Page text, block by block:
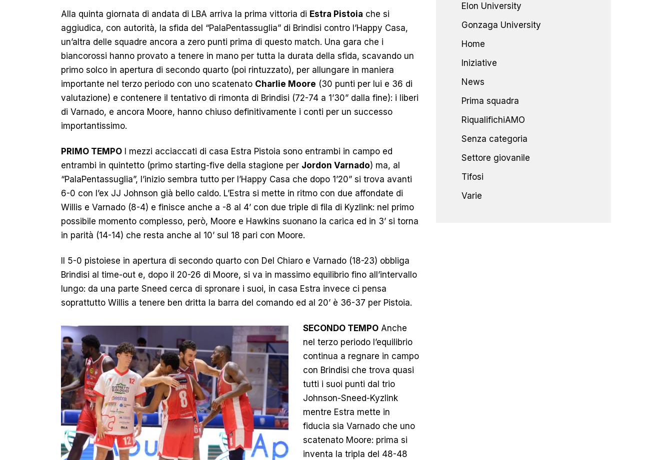
Alla quinta giornata di andata di LBA arriva la prima vittoria di Estra Pistoia che si
aggiudica, con autorità, la sfida del “PalaPentassuglia” di Brindisi contro l’Happy Casa,
un’altra delle squadre ancora a zero punti prima di questo match. Una gara che i
biancorossi hanno provato a tenere in mano per tutta la durata della sfida, scavando un
primo solco in apertura di secondo quarto (poi rintuzzato), per allungare in maniera
importante nel terzo periodo con uno scatenato Charlie Moore (30 punti per lui e 36 di
valutazione) e contenere il tentativo di rimonta di Brindisi (72-74 a 1’30” dalla fine): i liberi
di Varnado, e ancora Moore, hanno chiuso definitivamente i conti per un successo
importantissimo.
PRIMO TEMPO I mezzi acciaccati di casa Estra Pistoia sono entrambi in campo ed
entrambi in quintetto (primo starting-five della stagione per Jordon Varnado) ma, al
“PalaPentassuglia”, l’inizio sembra tutto per l’Happy Casa che dopo 1’20” si trova avanti
6-0 con l’ex JJ Johnson già bello caldo. L’Estra si mette in ritmo con due affondate di
Willis e Varnado (8-4) e finisce anche a -8 al 4’ con due triple di fila di Kyzlink: nel primo
possibile momento complesso, però, Moore e Hawkins suonano la carica ed in 3’ si torna
in parità (14-14) che resta anche al 10’ sul 18 pari con Moore.
Il 5-0 pistoiese in apertura di secondo quarto con Del Chiaro e Varnado (18-23) obbliga
Brindisi al time-out e, dopo il 20-26 di Moore, si va in massimo equilibrio fino all’intervallo
lungo: da una parte Sneed cerca di spronare i suoi, in casa Estra invece ci pensa
soprattutto Willis a tenere ben dritta la barra del comando ed al 20’ è 36-37 per Pistoia.
SECONDO TEMPOAnche
nel terzo periodo l’equilibrio
continua a regnare in campo
con Brindisi che trova quasi
tutti i suoi punti dal trio
Johnson-Sneed-Kyzlink
mentre Estra mette in
fiducia sia Varnado che uno
scatenato Moore: prima si
inventa la tripla del 48-48
Elon University
Gonzaga University
Home
Iniziative
News
Prima squadra
RiqualifichiAMO
Senza categoria
Settore giovanile
Tifosi
Varie